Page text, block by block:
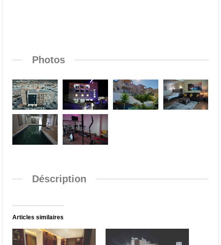
Photos
Déscription
Articles similaires